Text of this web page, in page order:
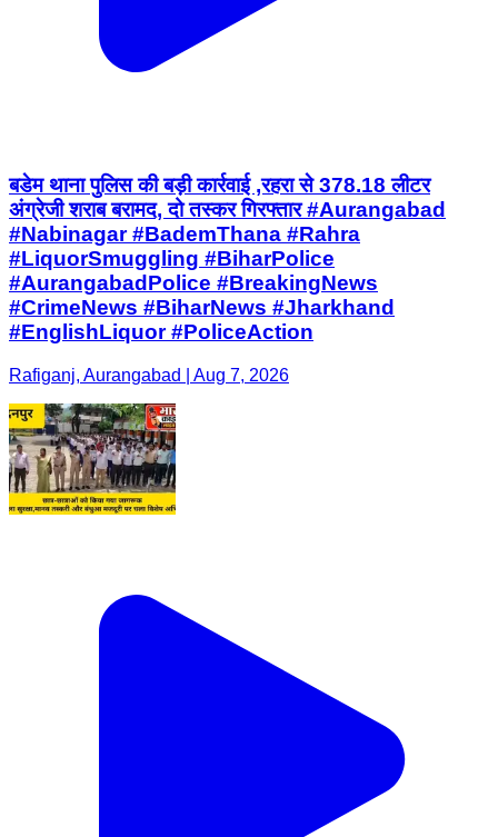
बडेम थाना पुलिस की बड़ी कार्रवाई ,रहरा से 378.18 लीटर
अंग्रेजी शराब बरामद, दो तस्कर गिरफ्तार #Aurangabad
#Nabinagar #BademThana #Rahra
#LiquorSmuggling #BiharPolice
#AurangabadPolice #BreakingNews
#CrimeNews #BiharNews #Jharkhand
#EnglishLiquor #PoliceAction
Rafiganj, Aurangabad | Aug 7, 2026